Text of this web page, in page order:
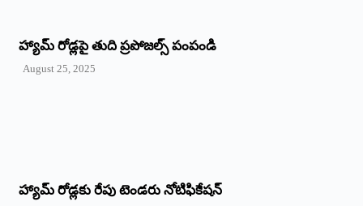
హ్యామ్‌ రోడ్లపై తుది ప్రపోజల్స్‌ పంపండి
August 25, 2025
హ్యామ్‌ రోడ్లకు రేపు టెండరు నోటిఫికేషన్‌